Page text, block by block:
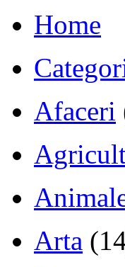
Home
Afaceri
Arta